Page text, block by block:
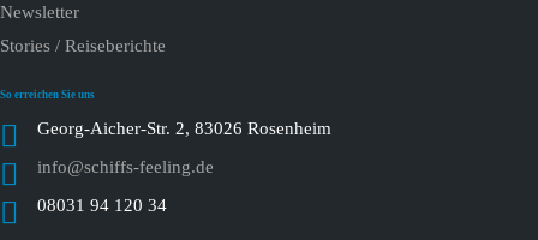
Newsletter
Stories / Reiseberichte
So erreichen Sie uns
Georg-Aicher-Str. 2, 83026 Rosenheim
info@schiffs-feeling.de
08031 94 120 34